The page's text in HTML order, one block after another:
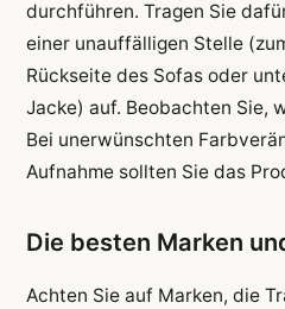
durchführen. Tragen Sie
einer unauffälligen Stelle
Rückseite des Sofas oder
Jacke) auf. Beobachten Sie,
Bei unerwünschten
Aufnahme sollten Sie das
Die besten Marken
Achten Sie auf Marken, die